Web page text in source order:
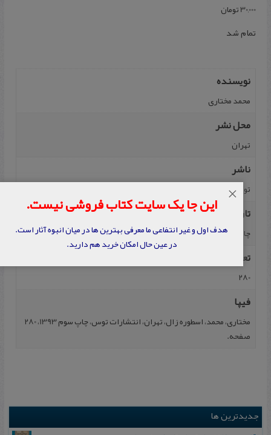
30,000تومان
تمام شد
نویسنده
محمد مختاری
محل نشر
تهران
ناشر
توس‌
تاریخ نشر
چاپ سوم 1393
تعداد صفحه
280
فیپا
مختاری، محمد، اسطوره زال، تهران، انتشارات توس، چاپ سوم 1393، 280
صفحه.
جدیدترین ها
این جا یک سایت کتاب فروشی نیست.
هدف اول و غیر انتفاعی ما معرفی بهترین ها در میان انبوه آثار است.
در عین حال امکان خرید هم دارید.
×